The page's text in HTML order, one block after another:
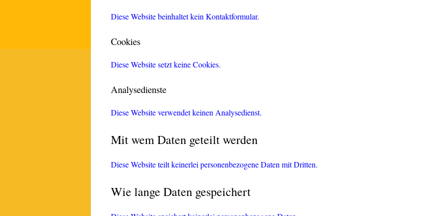
Diese Website beinhaltet kein Kontaktformular.
Cookies
Diese Website setzt keine Cookies.
Analysedienste
Diese Website verwendet keinen Analysedienst.
Mit wem Daten geteilt werden
Diese Website teilt keinerlei personenbezogene Daten mit Dritten.
Wie lange Daten gespeichert